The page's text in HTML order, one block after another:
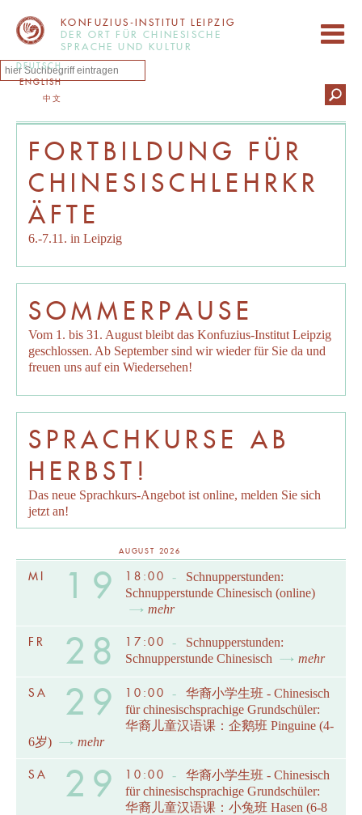
KONFUZIUS-INSTITUT LEIPZIG
DER ORT FÜR CHINESISCHE
SPRACHE UND KULTUR
DEUTSCH
ENGLISH
中文
FORTBILDUNG FÜR
CHINESISCHLEHRKR
ÄFTE
6.-7.11. in Leipzig
SOMMERPAUSE
Vom 1. bis 31. August bleibt das Konfuzius-Institut Leipzig
geschlossen. Ab September sind wir wieder für Sie da und
freuen uns auf ein Wiedersehen!
SPRACHKURSE AB
HERBST!
Das neue Sprachkurs-Angebot ist online, melden Sie sich
jetzt an!
AUGUST 2026
MI 19 18:00 -
Schnupperstunden:
Schnupperstunde Chinesisch (online)
mehr
FR 28 17:00 -
Schnupperstunden:
Schnupperstunde Chinesisch
mehr
SA 29 10:00 -
华裔小学生班 - Chinesisch
für chinesischsprachige Grundschüler:
华裔儿童汉语课：企鹅班 Pinguine (4-
6岁)
mehr
SA 29 10:00 -
华裔小学生班 - Chinesisch
für chinesischsprachige Grundschüler:
华裔儿童汉语课：小兔班 Hasen (6-8